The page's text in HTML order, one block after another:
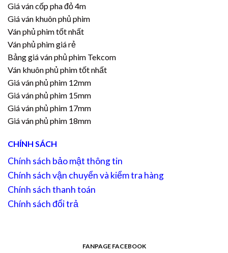
Giá ván cốp pha đỏ 4m
Giá ván khuôn phủ phim
Ván phủ phim tốt nhất
Ván phủ phim giá rẻ
Bảng giá ván phủ phim Tekcom
Ván khuôn phủ phim tốt nhất
Giá ván phủ phim 12mm
Giá ván phủ phim 15mm
Giá ván phủ phim 17mm
Giá ván phủ phim 18mm
CHÍNH SÁCH
Chính sách bảo mật thông tin
Chính sách vận chuyển và kiểm tra hàng
Chính sách thanh toán
Chính sách đổi trả
FANPAGE FACEBOOK